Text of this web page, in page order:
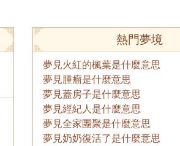
熱門夢境
夢見火紅的楓葉是什麼意思
夢見腫瘤是什麼意思
夢見蓋房子是什麼意思
夢見經紀人是什麼意思
夢見全家團聚是什麼意思
夢見奶奶復活了是什麼意思